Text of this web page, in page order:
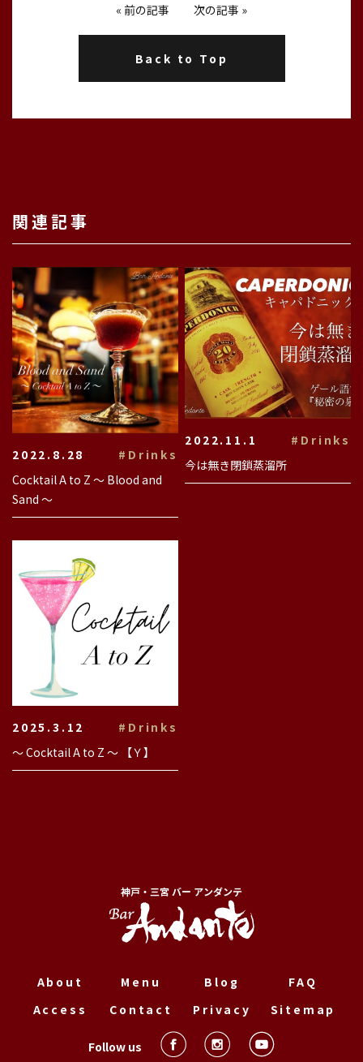
« 前の記事 次の記事 »
Back to Top
関連記事
2022.8.28
#Drinks
Cocktail A to Z 〜 Blood and
Sand 〜
2022.11.1
#Drinks
今は無き閉鎖蒸溜所
2025.3.12
#Drinks
〜 Cocktail A to Z 〜 【Ｙ】
神戸・三宮 バー アンダンテ
About Menu Blog
FAQ
Access
Contact Privacy Sitemap
Follow us